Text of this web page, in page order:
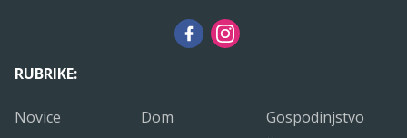
RUBRIKE:
Novice Dom
Gospodinjstvo